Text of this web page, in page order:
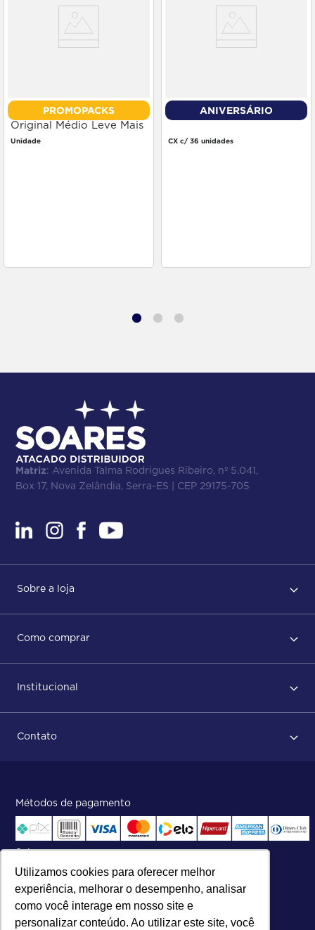
Utilizamos cookies para oferecer melhor
experiência, melhorar o desempenho, analisar
como você interage em nosso site e
personalizar conteúdo. Ao utilizar este site, você
PROMOPACKS
Absorvente Interno O.b.
Original Médio Leve Mais
Pague Menos 10 unidades
Unidade
ANIVERSÁRIO
Creme Nivea Lata 56g
CX c/ 36 unidades
Matriz: Avenida Talma Rodrigues Ribeiro, nº 5.041,
Box 17, Nova Zelândia, Serra-ES | CEP 29175-705
Sobre a loja
Política de privacidade
Como comprar
Após conclusão do pedido
Status do pedido e acompanhamento da entrega
Institucional
ISO
Contato
Central de atendimento:
Telefone:(27) 2121-9000
Segunda a Sexta das 8h às 17h30
Métodos de pagamento
Selos